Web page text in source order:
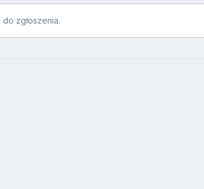
zgłoszenia.